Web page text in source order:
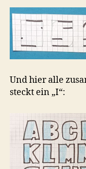
Und hier alle
steckt ein „I“: